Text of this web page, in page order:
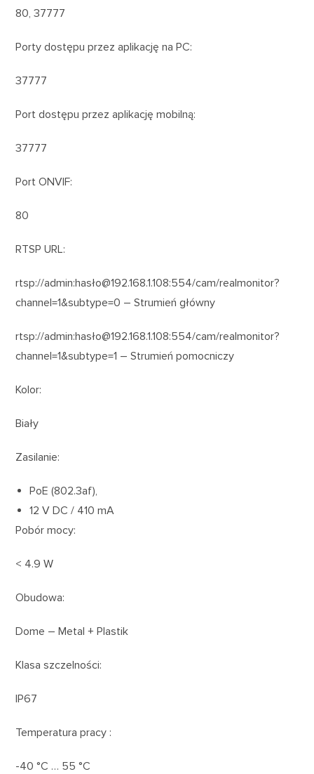
80, 37777
Porty dostępu przez aplikację na PC:
37777
Port dostępu przez aplikację mobilną:
37777
Port ONVIF:
80
RTSP URL:
rtsp://admin:hasło@192.168.1.108:554/cam/realmonitor?
channel=1&subtype=0 – Strumień główny
rtsp://admin:hasło@192.168.1.108:554/cam/realmonitor?
channel=1&subtype=1 – Strumień pomocniczy
Kolor:
Biały
Zasilanie:
PoE (802.3af),
12 V DC / 410 mA
Pobór mocy:
< 4.9 W
Obudowa:
Dome – Metal + Plastik
Klasa szczelności:
IP67
Temperatura pracy :
-40 °C … 55 °C